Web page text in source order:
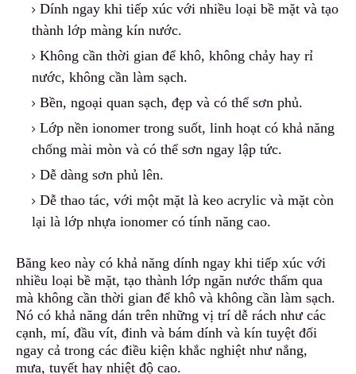
Dính ngay khi tiếp xúc với nhiều loại bề mặt và tạo
thành lớp màng kín nước.
Không cần thời gian để khô, không chảy hay rỉ
nước, không cần làm sạch.
Bền, ngoại quan sạch, đẹp và có thể sơn phủ.
Lớp nền ionomer trong suốt, linh hoạt có khả năng
chống mài mòn và có thể sơn ngay lập tức.
Dễ dàng sơn phủ lên.
Dễ thao tác, với một mặt là keo acrylic và mặt còn
lại là lớp nhựa ionomer có tính năng cao.
Băng keo này có khả năng dính ngay khi tiếp xúc với
nhiều loại bề mặt, tạo thành lớp ngăn nước thấm qua
mà không cần thời gian để khô và không cần làm sạch.
Nó có khả năng dán trên những vị trí dễ rách như các
cạnh, mí, đầu vít, đinh và bám dính và kín tuyệt đối
ngay cả trong các điều kiện khắc nghiệt như nắng,
mưa, tuyết hay nhiệt độ cao.